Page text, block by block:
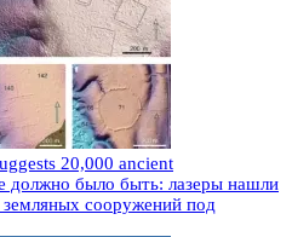
20,000 ancient
должно было быть: лазеры нашли
сооружений под